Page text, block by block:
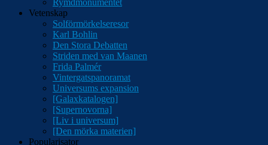
Rymdmonumentet
Vetenskap
Solförmörkelseresor
Karl Bohlin
Den Stora Debatten
Striden med van Maanen
Frida Palmér
Vintergatspanoramat
Universums expansion
[Galaxkatalogen]
[Supernovorna]
[Liv i universum]
[Den mörka materien]
Popularisator